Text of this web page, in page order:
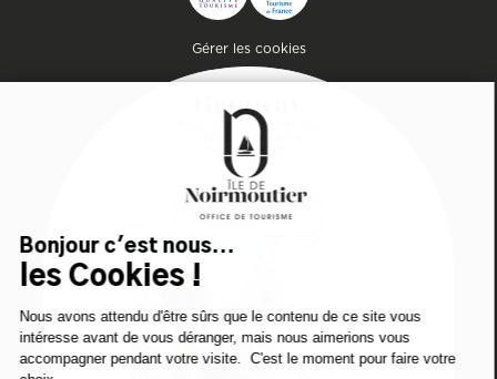
Pied de page
Gérer les cookies
Getaway
Plan your stay on the
island of genuine
experiences!
DOWNLOAD
DOWNLOAD